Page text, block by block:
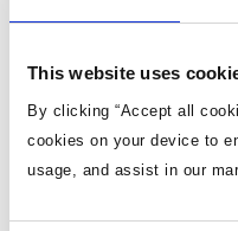
This website uses
By clicking “Accept all
cookies on your device to
usage, and assist in our
1
有货
3-10个工作日内到货。